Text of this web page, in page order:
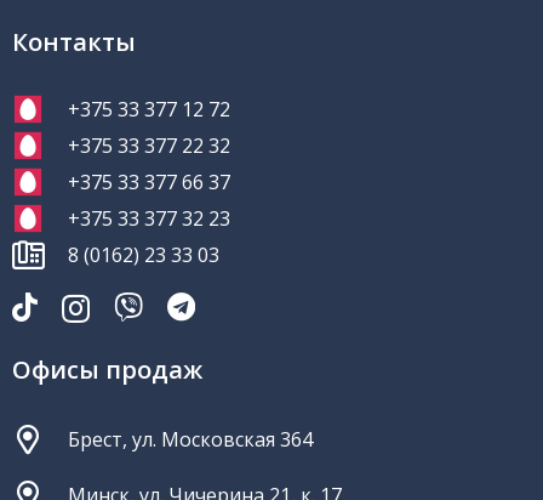
Контакты
+375 33 377 12 72
+375 33 377 22 32
+375 33 377 66 37
+375 33 377 32 23
8 (0162) 23 33 03
Офисы продаж
Брест, ул. Московская 364